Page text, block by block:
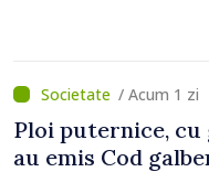
/ Acum 1 zi
Ploi puternice,
au emis Cod